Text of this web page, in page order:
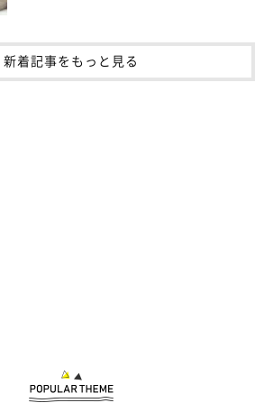
のきもちアプリ」で投稿されたものです。
新着記事をもっと見る